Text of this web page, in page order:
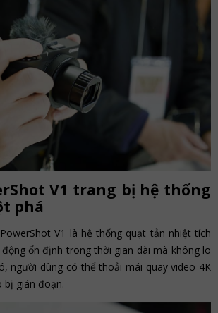
V1 trang bị hệ thống
phá
V1 là hệ thống quạt tản nhiệt tích
ổn định trong thời gian dài mà không lo
người dùng có thể thoải mái quay video 4K
bị gián đoạn.